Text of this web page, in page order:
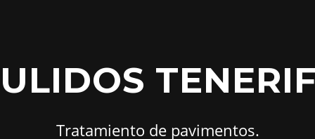
Tratamiento de pavimentos.